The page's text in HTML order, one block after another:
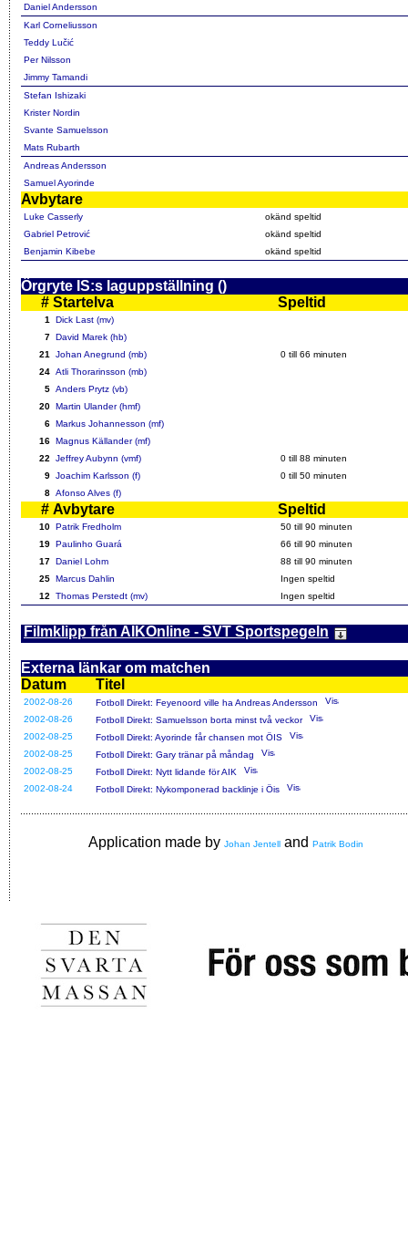
Daniel Andersson
Karl Corneliusson
Teddy Lučić
Per Nilsson
Jimmy Tamandi
Stefan Ishizaki
Krister Nordin
Svante Samuelsson
Mats Rubarth
Andreas Andersson
Samuel Ayorinde
Avbytare
Luke Casserly
okänd speltid
Gabriel Petrović
okänd speltid
Benjamin Kibebe
okänd speltid
Örgryte IS:s laguppställning ()
# Startelva Speltid
1
Dick Last (mv)
7 David Marek (hb)
21
Johan Anegrund (mb)
0 till 66 minuten
24 Atli Thorarinsson (mb)
5 Anders Prytz (vb)
20 Martin Ulander (hmf)
6 Markus Johannesson (mf)
16 Magnus Källander (mf)
22
Jeffrey Aubynn (vmf)
0 till 88 minuten
9 Joachim Karlsson (f)
0 till 50 minuten
8 Afonso Alves (f)
# Avbytare Speltid
10 Patrik Fredholm
50 till 90 minuten
19 Paulinho Guará
66 till 90 minuten
17 Daniel Lohm
88 till 90 minuten
25 Marcus Dahlin
Ingen speltid
12
Thomas Perstedt (mv) Ingen speltid
Filmklipp från AIKOnline - SVT Sportspegeln
Externa länkar om matchen
Datum
Titel
2002-08-26
Fotboll Direkt: Feyenoord ville ha Andreas Andersson
2002-08-26
Fotboll Direkt: Samuelsson borta minst två veckor
2002-08-25
Fotboll Direkt: Ayorinde får chansen mot ÖIS
2002-08-25
Fotboll Direkt: Gary tränar på måndag
2002-08-25
Fotboll Direkt: Nytt lidande för AIK
2002-08-24
Fotboll Direkt: Nykomponerad backlinje i Öis
Application made by Johan Jentell and Patrik Bodin